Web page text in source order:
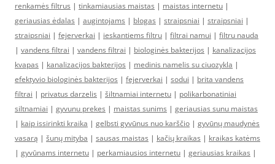
renkamės filtrus | tinkamiausias maistas | maistas internetu |
geriausias ėdalas | augintojams | blogas | straipsniai | straipsniai |
straipsniai | fejerverkai | ieskantiems filtru | filtrai namui | filtru nauda
| vandens filtrai | vandens filtrai | biologinės bakterijos | kanalizacijos
kvapas | kanalizacijos bakterijos | medinis namelis su ciuozykla |
efektyvio biologinės bakterijos | fejerverkai | sodui | brita vandens
filtrai | privatus darzelis | šiltnamiai internetu | polikarbonatiniai
siltnamiai | gyvunu prekes | maistas sunims | geriausias sunu maistas
| kaip issirinkti kraika | gelbsti gyvūnus nuo karščio | gyvūnų maudynės
vasarą | šunų mityba | sausas maistas | kačių kraikas | kraikas katėms
| gyvūnams internetu | perkamiausios internetu | geriausias kraikas |